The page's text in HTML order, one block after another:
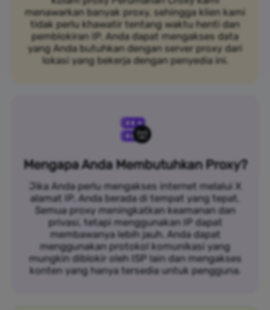
menawarkan banyak proxy, sehingga klien kami
tidak perlu khawatir tentang waktu henti dan
pemblokiran IP. Anda dapat mengakses data
yang Anda butuhkan dengan server proxy dari
lokasi yang bekerja dengan penyedia ini.
Mengapa Anda Membutuhkan Proxy?
Jika Anda perlu mengakses internet melalui X
alamat IP, Anda berada di tempat yang tepat.
Semua proxy meningkatkan keamanan dan
privasi, tetapi menggunakan IP dapat
membawanya lebih jauh. Anda dapat
menggunakan protokol komunikasi yang
mungkin diblokir oleh ISP lain dan mengakses
konten yang hanya tersedia untuk pengguna.